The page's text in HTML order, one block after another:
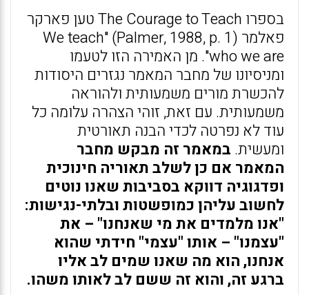
בספרו The Courage to Teach טען פארקר
פאלמר (Palmer, 1988, p. 1) "We teach
who we are". מן האמירה הזו לטעמו
ומניסיונו של מחבר המאמר נגזרים היסודות
להכשרת מורים משמעותית ולהוראה
משמעותית. עם זאת, זוהי הצהרה עלומה כל
עוד לא נפרטה לכדי הבנה תאורטית
ומעשית. במאמר זה מבקש מחבר
המאמר אם כן לשלב תאוריה חינוכית
ופדגוגיה דווקא בסביבות שאנו נוטים
לחשוב עליהן כמופשטות ובלתי-נגישות:
"אנו מלמדים את מי שאנחנו" – את
"עצמנו" – אותו "עצמי" חידתי שהוא
אנחנו, הוא מה שאנו שמים לב אליו
ברגע זה, והוא זה ששם לב לאותו משהו.